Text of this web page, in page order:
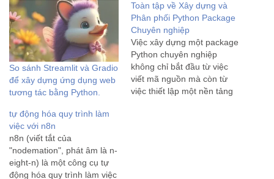
So sánh Streamlit và Gradio
để xây dựng ứng dụng web
tương tác bằng Python.
Toàn tập về Xây dựng và
Phân phối Python Package
Chuyên nghiệp
Việc xây dựng một package
Python chuyên nghiệp
không chỉ bắt đầu từ việc
viết mã nguồn mà còn từ
việc thiết lập một nền tảng
tự động hóa quy trình làm
việc với n8n
n8n (viết tắt của
"nodemation", phát âm là n-
eight-n) là một công cụ tự
động hóa quy trình làm việc